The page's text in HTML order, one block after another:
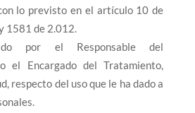
lo previsto en el artículo 10 de
1581 de 2.012.
por el Responsable del
el Encargado del Tratamiento,
respecto del uso que le ha dado a